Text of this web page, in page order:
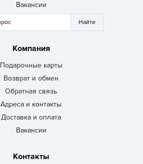
Вакансии
Компания
Подарочные карты
Возврат и обмен
Обратная связь
Адреса и контакты
Доставка и оплата
Вакансии
Контакты